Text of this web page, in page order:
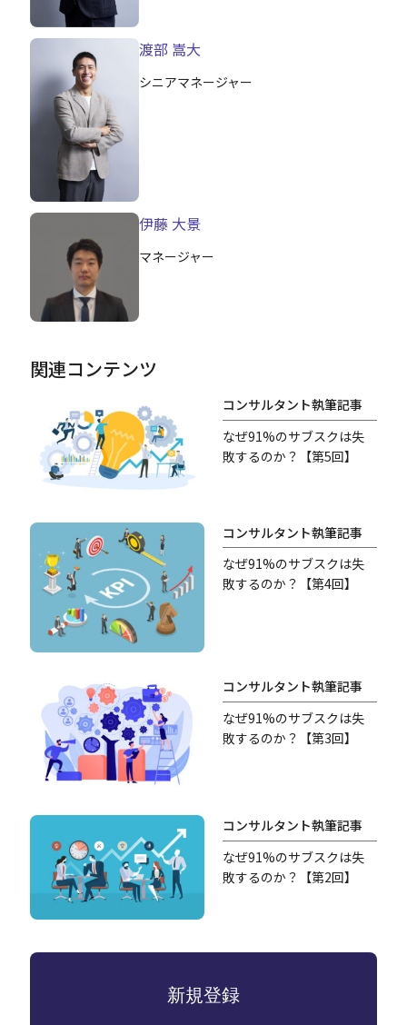
渡部 嵩大
シニアマネージャー
伊藤 大景
マネージャー
関連コンテンツ
コンサルタント執筆記事
なぜ91%のサブスクは失
敗するのか？【第5回】
コンサルタント執筆記事
なぜ91%のサブスクは失
敗するのか？【第4回】
コンサルタント執筆記事
なぜ91%のサブスクは失
敗するのか？【第3回】
コンサルタント執筆記事
なぜ91%のサブスクは失
敗するのか？【第2回】
新規登録